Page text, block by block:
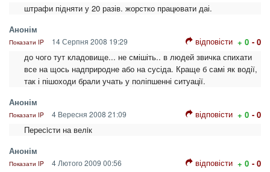
штрафи підняти у 20 разів. жорстко працювати даі.
Анонім
Показати IP 14 Серпня 2008 19:29 відповісти + 0 - 0
до чого тут кладовище... не смішіть.. в людей звичка спихати
все на щось надприродне або на сусіда. Краще б самі як водії,
так і пішоходи брали учать у поліпшенні ситуації.
Анонім
Показати IP 4 Вересня 2008 21:09 відповісти + 0 - 0
Пересiсти на велiк
Анонім
Показати IP 4 Лютого 2009 00:56 відповісти + 0 - 0